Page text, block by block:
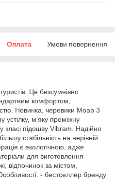
Оплата Умови повернення
Це безсумнівно
комфортом,
Новинка, черевики Moab 3
устілку, м’яку проміжну
класі підошву Vibram. Надійно
стабільність на нерівній
є екологічною, адже
для виготовлення
відпочинок за містом,
- бестселлер бренду